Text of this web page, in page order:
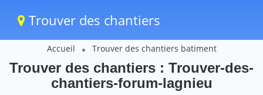
Trouver des chantiers
Accueil Trouver des chantiers batiment
Trouver des chantiers : Trouver-des-
chantiers-forum-lagnieu